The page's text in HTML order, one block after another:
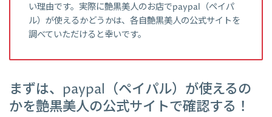
い理由です。実際に艶黒美人のお店でpaypal（ペイパ
ル）が使えるかどうかは、各自艶黒美人の公式サイトを
調べていただけると幸いです。
まずは、paypal（ペイパル）が使えるの
かを艶黒美人の公式サイトで確認する！